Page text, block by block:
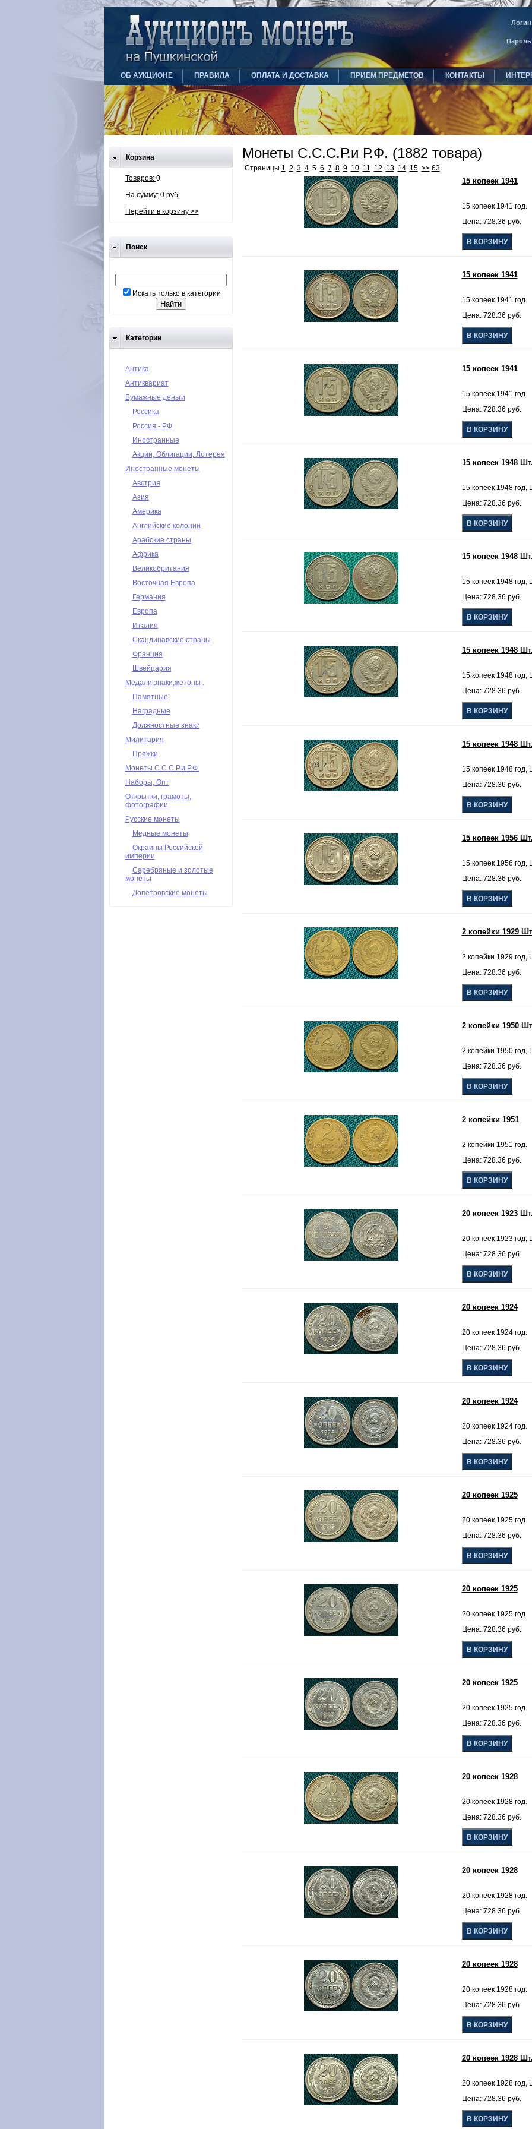
ОБ АУКЦИОНЕ ПРАВИЛА ОПЛАТА И ДОСТАВКА ПРИЕМ ПРЕДМЕТОВ КОНТАКТЫ
Корзина
Товаров: 0
На сумму: 0 руб.
Перейти в корзину >>
Поиск
Искать только в категории
Категории
Антика
Антиквариат
Бумажные деньги
Россика
Россия - РФ
Иностранные
Акции, Облигации, Лотерея
Иностранные монеты
Австрия
Азия
Америка
Английские колонии
Арабские страны
Африка
Великобритания
Восточная Европа
Германия
Европа
Италия
Скандинавские страны
Франция
Швейцария
Медали,знаки,жетоны .
Памятные
Наградные
Должностные знаки
Милитария
Пряжки
Монеты С.С.С.Р.и Р.Ф.
Наборы, Опт
Открытки, грамоты,
фотографии
Русские монеты
Медные монеты
Окраины Российской
империи
Серебряные и золотые
монеты
Допетровские монеты
Монеты С.С.С.Р.и Р.Ф. (1882 товара)
Страницы 1 2 3 45 6 7 8 9 10 11 12 13 14 15 >> 63
15 копеек 1941
15 копеек 1941 год.
Цена: 728.36 руб.
15 копеек 1941
15 копеек 1941 год.
Цена: 728.36 руб.
15 копеек 1941
15 копеек 1941 год.
Цена: 728.36 руб.
15 копеек 1948
15 копеек 1948 год,
Цена: 728.36 руб.
15 копеек 1948
15 копеек 1948 год,
Цена: 728.36 руб.
15 копеек 1948
15 копеек 1948 год,
Цена: 728.36 руб.
15 копеек 1948
15 копеек 1948 год,
Цена: 728.36 руб.
15 копеек 1956
15 копеек 1956 год,
Цена: 728.36 руб.
2 копейки 1929
2 копейки 1929 год,
Цена: 728.36 руб.
2 копейки 1950
2 копейки 1950 год,
Цена: 728.36 руб.
2 копейки 1951
2 копейки 1951 год.
Цена: 728.36 руб.
20 копеек 1923
20 копеек 1923 год,
Цена: 728.36 руб.
20 копеек 1924
20 копеек 1924 год.
Цена: 728.36 руб.
20 копеек 1924
20 копеек 1924 год.
Цена: 728.36 руб.
20 копеек 1925
20 копеек 1925 год.
Цена: 728.36 руб.
20 копеек 1925
20 копеек 1925 год.
Цена: 728.36 руб.
20 копеек 1925
20 копеек 1925 год.
Цена: 728.36 руб.
20 копеек 1928
20 копеек 1928 год.
Цена: 728.36 руб.
20 копеек 1928
20 копеек 1928 год.
Цена: 728.36 руб.
20 копеек 1928
20 копеек 1928 год.
Цена: 728.36 руб.
20 копеек 1928
20 копеек 1928 год,
Цена: 728.36 руб.